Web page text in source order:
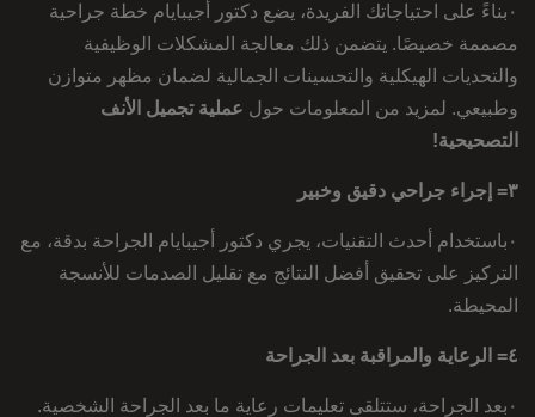
٠بناءً على احتياجاتك الفريدة، يضع دكتور أجيبايام خطة جراحية
مصممة خصيصًا. يتضمن ذلك معالجة المشكلات الوظيفية
والتحديات الهيكلية والتحسينات الجمالية لضمان مظهر متوازن
وطبيعي. لمزيد من المعلومات حول عملية تجميل الأنف
التصحيحية!
٣= إجراء جراحي دقيق وخبير
٠باستخدام أحدث التقنيات، يجري دكتور أجيبايام الجراحة بدقة، مع
التركيز على تحقيق أفضل النتائج مع تقليل الصدمات للأنسجة
المحيطة.
٤= الرعاية والمراقبة بعد الجراحة
٠بعد الجراحة، ستتلقى تعليمات رعاية ما بعد الجراحة الشخصية.